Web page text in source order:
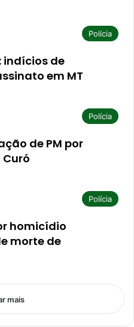
Polícia
indícios de
em MT
Polícia
de PM por
Polícia
homicídio
morte de
mais